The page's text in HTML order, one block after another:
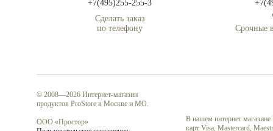
+7(495)255-255-3
Сделать заказ
по телефону
Срочные
© 2008—2026 Интернет-магазин
продуктов ProStore в Москве и МО.
ООО «Простор»
В нашем интернет
карт Visa, Mastercard,